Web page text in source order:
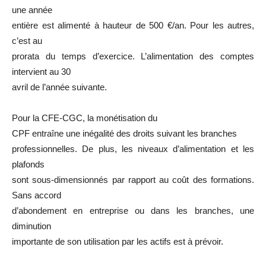
une année
entière est alimenté à hauteur de 500 €/an. Pour les autres,
c’est au
prorata du temps d’exercice. L’alimentation des comptes
intervient au 30
avril de l’année suivante.
Pour la CFE-CGC, la monétisation du
CPF entraîne une inégalité des droits suivant les branches
professionnelles. De plus, les niveaux d’alimentation et les
plafonds
sont sous-dimensionnés par rapport au coût des formations.
Sans accord
d’abondement en entreprise ou dans les branches, une
diminution
importante de son utilisation par les actifs est à prévoir.